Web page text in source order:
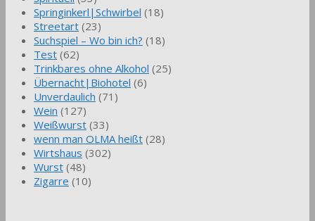
Springinkerl|Schwirbel (18)
Streetart (23)
Suchspiel – Wo bin ich? (18)
Test (62)
Trinkbares ohne Alkohol (25)
Übernacht|Biohotel (6)
Unverdaulich (71)
Wein (127)
Weißwurst (33)
wenn man OLMA heißt (28)
Wirtshaus (302)
Wurst (48)
Zigarre (10)